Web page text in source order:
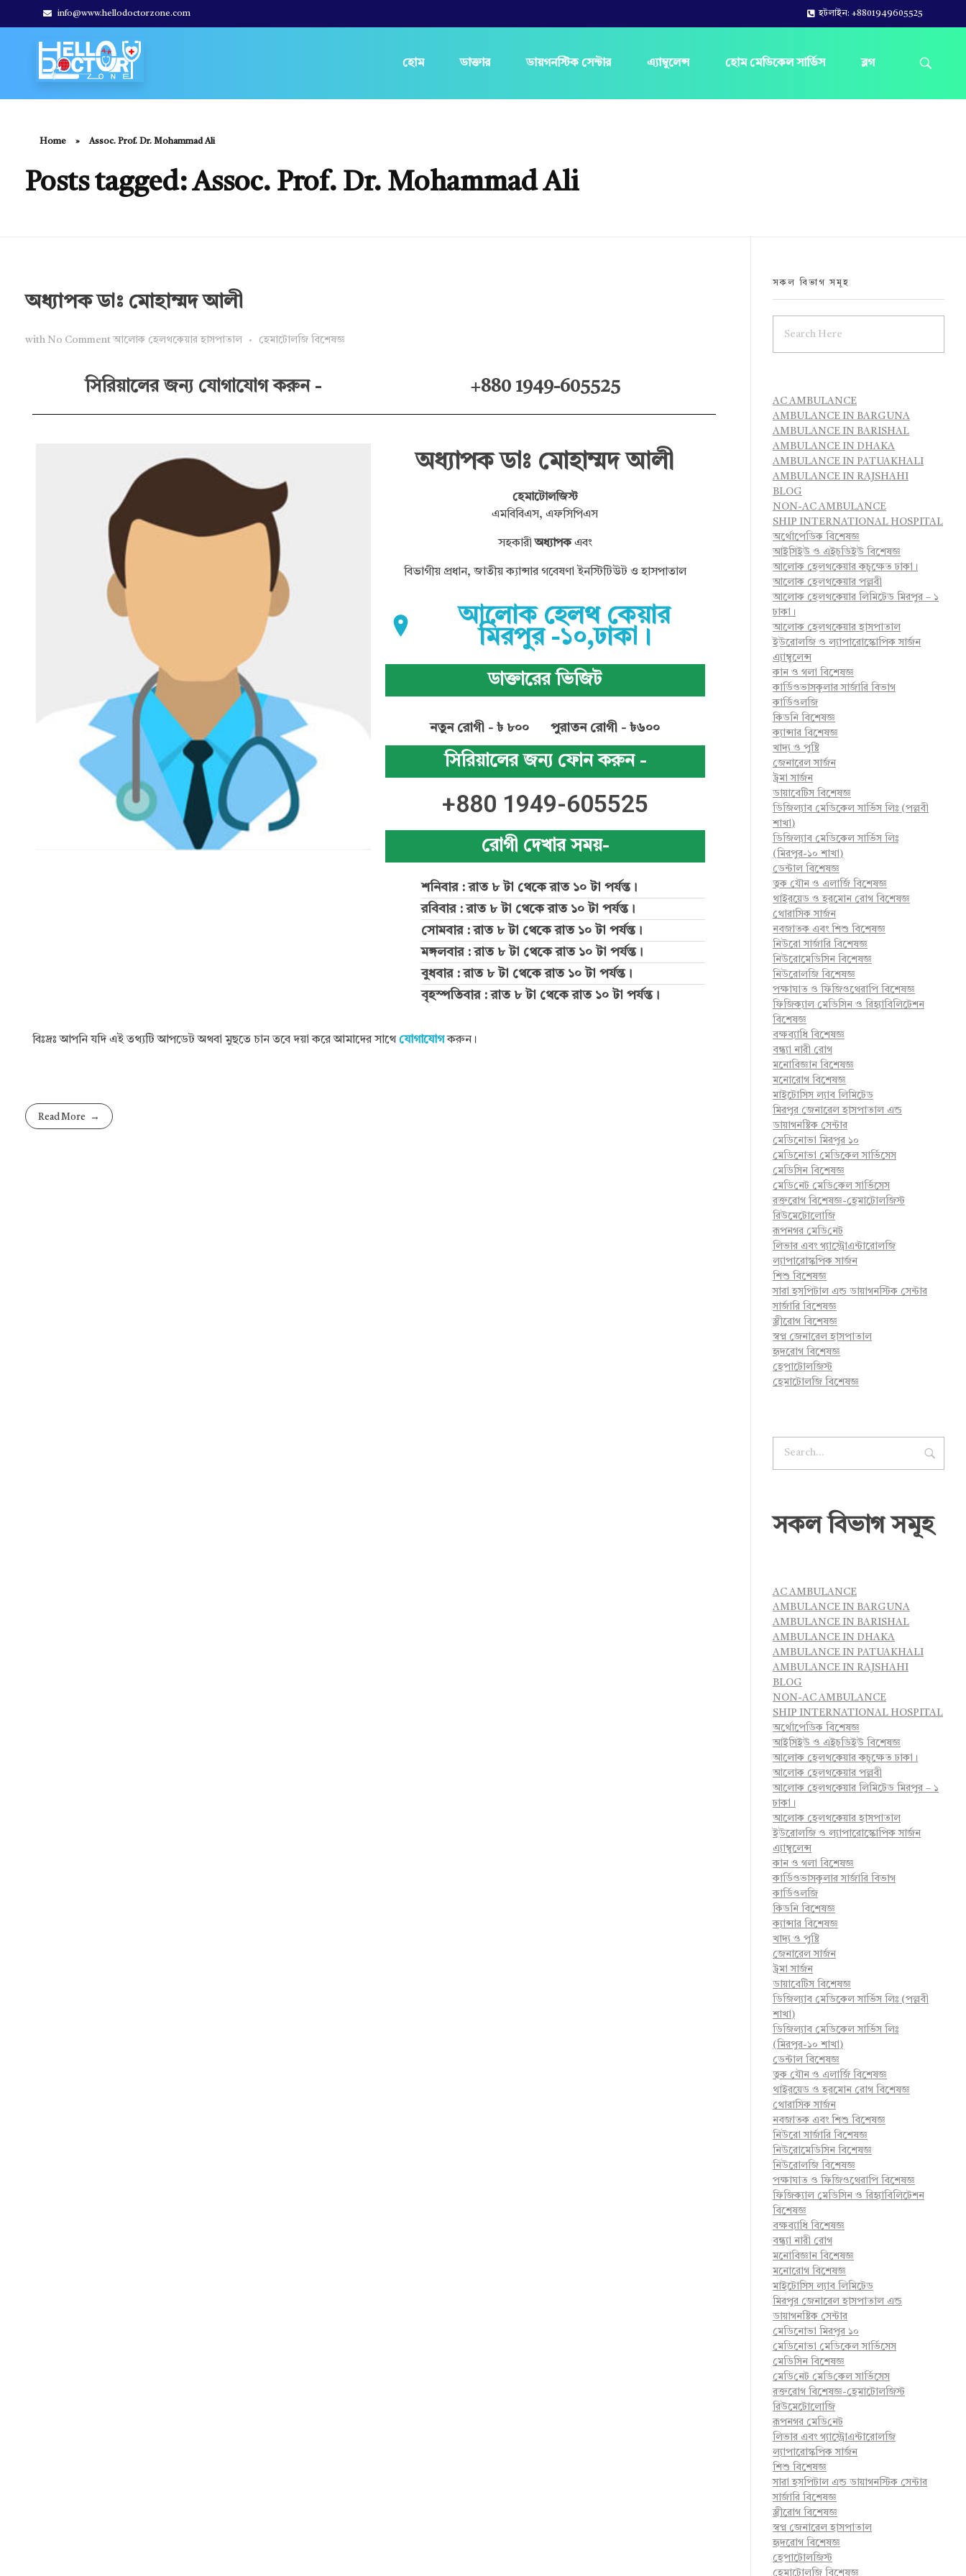
info@www.hellodoctorzone.com হটলাইন: +8801949605525
হোম ডাক্তার ডায়গনস্টিক সেন্টার এ্যাম্বুলেন্স হোম মেডিকেল সার্ভিস ব্লগ
Home » Assoc. Prof. Dr. Mohammad Ali
Posts tagged: Assoc. Prof. Dr. Mohammad Ali
অধ্যাপক ডাঃ মোহাম্মদ আলী
with No Comment আলোক হেলথকেয়ার হাসপাতাল হেমাটোলজি বিশেষজ্ঞ
সিরিয়ালের জন্য যোগাযোগ করুন - +880 1949-605525
অধ্যাপক ডাঃ মোহাম্মদ আলী
হেমাটোলজিস্ট
এমবিবিএস, এফসিপিএস
সহকারীঅধ্যাপকএবং
বিভাগীয় প্রধান, জাতীয় ক্যান্সার গবেষণা ইনস্টিটিউট ও হাসপাতাল
আলোক হেলথ কেয়ার
মিরপুর -১০,ঢাকা।
ডাক্তারের ভিজিট
নতুন রোগী - ৳ ৮০০ পুরাতন রোগী - ৳৬০০
সিরিয়ালের জন্য ফোন করুন -
+880 1949-605525
রোগী দেখার সময়-
শনিবার : রাত ৮ টা থেকে রাত ১০ টা পর্যন্ত।
রবিবার : রাত ৮ টা থেকে রাত ১০ টা পর্যন্ত।
সোমবার : রাত ৮ টা থেকে রাত ১০ টা পর্যন্ত।
মঙ্গলবার : রাত ৮ টা থেকে রাত ১০ টা পর্যন্ত।
বুধবার : রাত ৮ টা থেকে রাত ১০ টা পর্যন্ত।
বৃহস্পতিবার : রাত ৮ টা থেকে রাত ১০ টা পর্যন্ত।
বিঃদ্রঃ আপনি যদি এই তথ্যটি আপডেট অথবা মুছতে চান তবে দয়া করে আমাদের সাথে যোগাযোগকরুন।
Read More
সকল বিভাগ সমূহ
AC AMBULANCE
AMBULANCE IN BARGUNA
AMBULANCE IN BARISHAL
AMBULANCE IN DHAKA
AMBULANCE IN PATUAKHALI
AMBULANCE IN RAJSHAHI
BLOG
NON-AC AMBULANCE
SHIP INTERNATIONAL HOSPITAL
অর্থোপেডিক বিশেষজ্ঞ
আইসিইউ ও এইচডিইউ বিশেষজ্ঞ
আলোক হেলথকেয়ার কচুক্ষেত ঢাকা।
আলোক হেলথকেয়ার পল্লবী
আলোক হেলথকেয়ার লিমিটেড মিরপুর – ১
ঢাকা।
আলোক হেলথকেয়ার হাসপাতাল
ইউরোলজি ও ল্যাপারোস্কোপিক সার্জন
এ্যাম্বুলেন্স
কান ও গলা বিশেষজ্ঞ
কার্ডিওভাসকুলার সার্জারি বিভাগ
কার্ডিওলজি
কিডনি বিশেষজ্ঞ
ক্যান্সার বিশেষজ্ঞ
খাদ্য ও পুষ্টি
জেনারেল সার্জন
ট্রমা সার্জন
ডায়াবেটিস বিশেষজ্ঞ
ডিজিল্যাব মেডিকেল সার্ভিস লিঃ (পল্লবী
শাখা)
ডিজিল্যাব মেডিকেল সার্ভিস লিঃ
(মিরপুর-১০ শাখা)
ডেন্টাল বিশেষজ্ঞ
ত্বক যৌন ও এলার্জি বিশেষজ্ঞ
থাইরয়েড ও হরমোন রোগ বিশেষজ্ঞ
থোরাসিক সার্জন
নবজাতক এবং শিশু বিশেষজ্ঞ
নিউরো সার্জারি বিশেষজ্ঞ
নিউরোমেডিসিন বিশেষজ্ঞ
নিউরোলজি বিশেষজ্ঞ
পক্ষাঘাত ও ফিজিওথেরাপি বিশেষজ্ঞ
ফিজিক্যাল মেডিসিন ও রিহ্যাবিলিটেশন
বিশেষজ্ঞ
বক্ষব্যাধি বিশেষজ্ঞ
বন্ধ্যা নারী রোগ
মনোবিজ্ঞান বিশেষজ্ঞ
মনোরোগ বিশেষজ্ঞ
মাইটোসিস ল্যাব লিমিটেড
মিরপুর জেনারেল হাসপাতাল এন্ড
ডায়াগনষ্টিক সেন্টার
মেডিনোভা মিরপুর ১০
মেডিনোভা মেডিকেল সার্ভিসেস
মেডিসিন বিশেষজ্ঞ
মে‌ডি‌নেট মে‌ডি‌কেল সা‌র্ভিসেস
রক্তরোগ বিশেষজ্ঞ-হেমাটোলজিস্ট
রিউমেটোলোজি
রূপনগর মে‌ডি‌নেট
লিভার এবং গ্যাস্ট্রোএন্টারোলজি
ল্যাপারোস্কপিক সার্জন
শিশু বিশেষজ্ঞ
সারা হসপিটাল এন্ড ডায়াগনস্টিক সেন্টার
সার্জারি বিশেষজ্ঞ
স্ত্রীরোগ বিশেষজ্ঞ
স্বপ্ন জেনারেল হাসপাতাল
হৃদরোগ বিশেষজ্ঞ
হেপাটোলজিস্ট
হেমাটোলজি বিশেষজ্ঞ
সকল বিভাগ সমূহ
AC AMBULANCE
AMBULANCE IN BARGUNA
AMBULANCE IN BARISHAL
AMBULANCE IN DHAKA
AMBULANCE IN PATUAKHALI
AMBULANCE IN RAJSHAHI
BLOG
NON-AC AMBULANCE
SHIP INTERNATIONAL HOSPITAL
অর্থোপেডিক বিশেষজ্ঞ
আইসিইউ ও এইচডিইউ বিশেষজ্ঞ
আলোক হেলথকেয়ার কচুক্ষেত ঢাকা।
আলোক হেলথকেয়ার পল্লবী
আলোক হেলথকেয়ার লিমিটেড মিরপুর – ১
ঢাকা।
আলোক হেলথকেয়ার হাসপাতাল
ইউরোলজি ও ল্যাপারোস্কোপিক সার্জন
এ্যাম্বুলেন্স
কান ও গলা বিশেষজ্ঞ
কার্ডিওভাসকুলার সার্জারি বিভাগ
কার্ডিওলজি
কিডনি বিশেষজ্ঞ
ক্যান্সার বিশেষজ্ঞ
খাদ্য ও পুষ্টি
জেনারেল সার্জন
ট্রমা সার্জন
ডায়াবেটিস বিশেষজ্ঞ
ডিজিল্যাব মেডিকেল সার্ভিস লিঃ (পল্লবী
শাখা)
ডিজিল্যাব মেডিকেল সার্ভিস লিঃ
(মিরপুর-১০ শাখা)
ডেন্টাল বিশেষজ্ঞ
ত্বক যৌন ও এলার্জি বিশেষজ্ঞ
থাইরয়েড ও হরমোন রোগ বিশেষজ্ঞ
থোরাসিক সার্জন
নবজাতক এবং শিশু বিশেষজ্ঞ
নিউরো সার্জারি বিশেষজ্ঞ
নিউরোমেডিসিন বিশেষজ্ঞ
নিউরোলজি বিশেষজ্ঞ
পক্ষাঘাত ও ফিজিওথেরাপি বিশেষজ্ঞ
ফিজিক্যাল মেডিসিন ও রিহ্যাবিলিটেশন
বিশেষজ্ঞ
বক্ষব্যাধি বিশেষজ্ঞ
বন্ধ্যা নারী রোগ
মনোবিজ্ঞান বিশেষজ্ঞ
মনোরোগ বিশেষজ্ঞ
মাইটোসিস ল্যাব লিমিটেড
মিরপুর জেনারেল হাসপাতাল এন্ড
ডায়াগনষ্টিক সেন্টার
মেডিনোভা মিরপুর ১০
মেডিনোভা মেডিকেল সার্ভিসেস
মেডিসিন বিশেষজ্ঞ
মে‌ডি‌নেট মে‌ডি‌কেল সা‌র্ভিসেস
রক্তরোগ বিশেষজ্ঞ-হেমাটোলজিস্ট
রিউমেটোলোজি
রূপনগর মে‌ডি‌নেট
লিভার এবং গ্যাস্ট্রোএন্টারোলজি
ল্যাপারোস্কপিক সার্জন
শিশু বিশেষজ্ঞ
সারা হসপিটাল এন্ড ডায়াগনস্টিক সেন্টার
সার্জারি বিশেষজ্ঞ
স্ত্রীরোগ বিশেষজ্ঞ
স্বপ্ন জেনারেল হাসপাতাল
হৃদরোগ বিশেষজ্ঞ
হেপাটোলজিস্ট
হেমাটোলজি বিশেষজ্ঞ